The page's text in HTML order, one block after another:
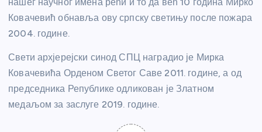
Ковачевић обнавља ову српску светињу после пожара
2004. године.
Свети архјерејски синод СПЦ наградио је Мирка
Ковачевића Орденом Светог Саве 2011. године, а од
председника Републике одликован је Златном
медаљом за заслуге 2019. године.